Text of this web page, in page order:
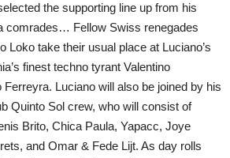
the supporting line up from his
comrades… Fellow Swiss renegades
Loko take their usual place at Luciano’s
finest techno tyrant Valentino
Luciano will also be joined by his
Quinto Sol crew, who will consist of
Brito, Chica Paula, Yapacc, Joye
and Omar & Fede Lijt. As day rolls